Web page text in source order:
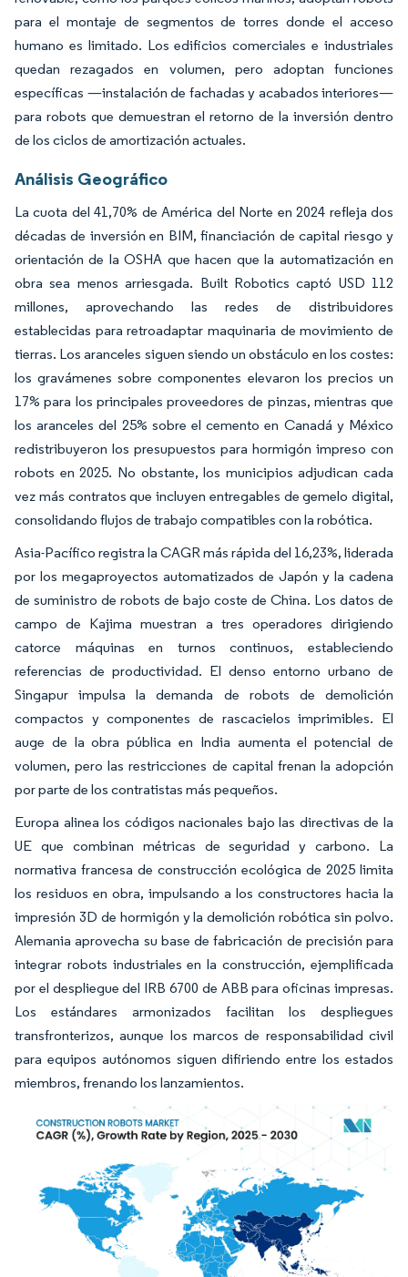
para el montaje de segmentos de torres donde el acceso
humano es limitado. Los edificios comerciales e industriales
quedan rezagados en volumen, pero adoptan funciones
específicas —instalación de fachadas y acabados interiores—
para robots que demuestran el retorno de la inversión dentro
de los ciclos de amortización actuales.
Análisis Geográfico
La cuota del 41,70% de América del Norte en 2024 refleja dos
décadas de inversión en BIM, financiación de capital riesgo y
orientación de la OSHA que hacen que la automatización en
obra sea menos arriesgada. Built Robotics captó USD 112
millones, aprovechando las redes de distribuidores
establecidas para retroadaptar maquinaria de movimiento de
tierras. Los aranceles siguen siendo un obstáculo en los costes:
los gravámenes sobre componentes elevaron los precios un
17% para los principales proveedores de pinzas, mientras que
los aranceles del 25% sobre el cemento en Canadá y México
redistribuyeron los presupuestos para hormigón impreso con
robots en 2025. No obstante, los municipios adjudican cada
vez más contratos que incluyen entregables de gemelo digital,
consolidando flujos de trabajo compatibles con la robótica.
Asia-Pacífico registra la CAGR más rápida del 16,23%, liderada
por los megaproyectos automatizados de Japón y la cadena
de suministro de robots de bajo coste de China. Los datos de
campo de Kajima muestran a tres operadores dirigiendo
catorce máquinas en turnos continuos, estableciendo
referencias de productividad. El denso entorno urbano de
Singapur impulsa la demanda de robots de demolición
compactos y componentes de rascacielos imprimibles. El
auge de la obra pública en India aumenta el potencial de
volumen, pero las restricciones de capital frenan la adopción
por parte de los contratistas más pequeños.
Europa alinea los códigos nacionales bajo las directivas de la
UE que combinan métricas de seguridad y carbono. La
normativa francesa de construcción ecológica de 2025 limita
los residuos en obra, impulsando a los constructores hacia la
impresión 3D de hormigón y la demolición robótica sin polvo.
Alemania aprovecha su base de fabricación de precisión para
integrar robots industriales en la construcción, ejemplificada
por el despliegue del IRB 6700 de ABB para oficinas impresas.
Los estándares armonizados facilitan los despliegues
transfronterizos, aunque los marcos de responsabilidad civil
para equipos autónomos siguen difiriendo entre los estados
miembros, frenando los lanzamientos.